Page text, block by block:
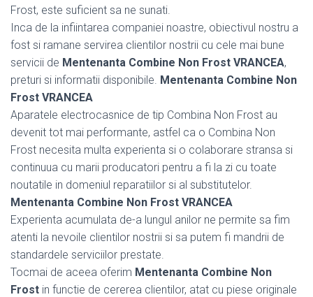
Frost, este suficient sa ne sunati.
Inca de la infiintarea companiei noastre, obiectivul nostru a
fost si ramane servirea clientilor nostrii cu cele mai bune
servicii de Mentenanta Combine Non Frost VRANCEA,
preturi si informatii disponibile. Mentenanta Combine Non
Frost VRANCEA
Aparatele electrocasnice de tip Combina Non Frost au
devenit tot mai performante, astfel ca o Combina Non
Frost necesita multa experienta si o colaborare stransa si
continuua cu marii producatori pentru a fi la zi cu toate
noutatile in domeniul reparatiilor si al substitutelor.
Mentenanta Combine Non Frost VRANCEA
Experienta acumulata de-a lungul anilor ne permite sa fim
atenti la nevoile clientilor nostrii si sa putem fi mandrii de
standardele serviciilor prestate.
Tocmai de aceea oferim Mentenanta Combine Non
Frost in functie de cererea clientilor, atat cu piese originale